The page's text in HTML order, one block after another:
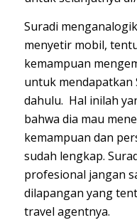
Suradi
menyetir mobil,
kemampuan
untuk mendapatkan
dahulu. Hal inilah
bahwa dia mau
kemampuan dan
sudah lengkap.
profesional jangan
dilapangan yang
travel agentnya.